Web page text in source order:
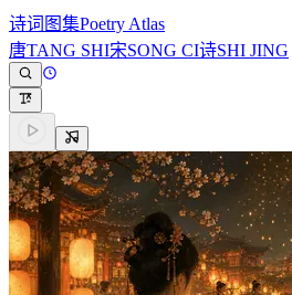
诗词图集Poetry Atlas
唐TANG SHI宋SONG CI诗SHI JING